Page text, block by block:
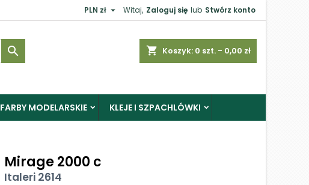
Witaj, Zaloguj się lub Stwórz konto
PLN zł 
shopping_cart Koszyk: 0 szt. - 0,00 zł

FARBY MODELARSKIE KLEJE I SZPACHLÓWKI
Mirage 2000 c
Italeri 2614